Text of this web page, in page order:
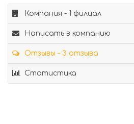
Компания - 1 филиал
Написать в компанию
Отзывы - 3 отзыва
Статистика